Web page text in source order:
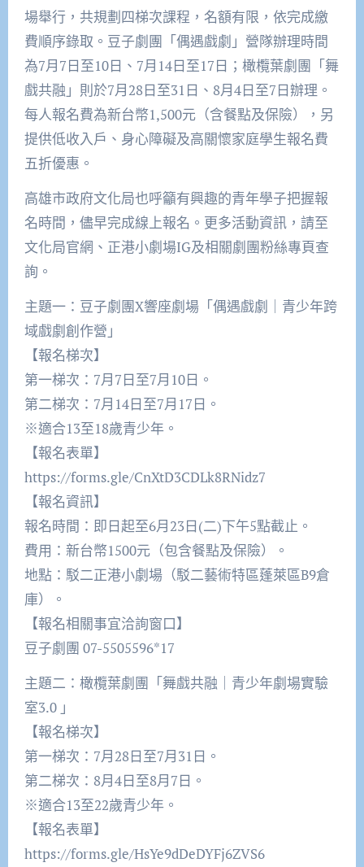
場舉行，共規劃四梯次課程，名額有限，依完成繳
費順序錄取。豆子劇團「偶遇戲劇」營隊辦理時間
為7月7日至10日、7月14日至17日；橄欖葉劇團「舞
戲共融」則於7月28日至31日、8月4日至7日辦理。
每人報名費為新台幣1,500元（含餐點及保險），另
提供低收入戶、身心障礙及高關懷家庭學生報名費
五折優惠。
高雄市政府文化局也呼籲有興趣的青年學子把握報
名時間，儘早完成線上報名。更多活動資訊，請至
文化局官網、正港小劇場IG及相關劇團粉絲專頁查
詢。
主題一：豆子劇團X響座劇場「偶遇戲劇｜青少年跨
域戲劇創作營」
【報名梯次】
第一梯次：7月7日至7月10日。
第二梯次：7月14日至7月17日。
※適合13至18歲青少年。
【報名表單】
https://forms.gle/CnXtD3CDLk8RNidz7
【報名資訊】
報名時間：即日起至6月23日(二)下午5點截止。
費用：新台幣1500元（包含餐點及保險）。
地點：駁二正港小劇場（駁二藝術特區蓬萊區B9倉
庫）。
【報名相關事宜洽詢窗口】
豆子劇團 07-5505596*17
主題二：橄欖葉劇團「舞戲共融｜青少年劇場實驗
室3.0 」
【報名梯次】
第一梯次：7月28日至7月31日。
第二梯次：8月4日至8月7日。
※適合13至22歲青少年。
【報名表單】
https://forms.gle/HsYe9dDeDYFj6ZVS6